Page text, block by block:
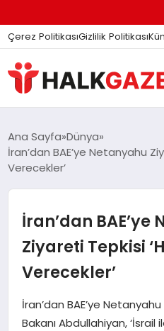
Çerez PolitikasıGizlilik Politikası
DÜNYA
EĞITIM
EKONOMI
Ana Sayfa Dünya
İran’dan BAE’ye Netanyahu
Verecekler’
İran’dan BAE’ye
Ziyareti Tepkisi
Verecekler’
İran’dan BAE’ye
Bakanı Abdullahiyan,